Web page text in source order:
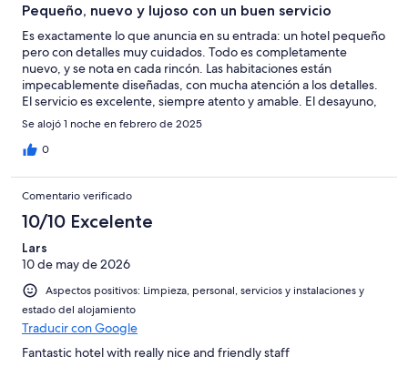
Pequeño, nuevo y lujoso con un buen servicio
Es exactamente lo que anuncia en su entrada: un hotel pequeño
pero con detalles muy cuidados. Todo es completamente
nuevo, y se nota en cada rincón. Las habitaciones están
impecablemente diseñadas, con mucha atención a los detalles.
El servicio es excelente, siempre atento y amable. El desayuno,
además, es de muy buena calidad. Una opción altamente
recomendable si buscas comodidad y buen trato en un
ambiente acogedor.
Se alojó 1 noche en febrero de 2025
0
Comentario verificado
10/10 Excelente
Lars
10 de may de 2026
Aspectos positivos: Limpieza, personal, servicios y instalaciones y
estado del alojamiento
Traducir con Google
Fantastic hotel with really nice and friendly staff